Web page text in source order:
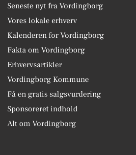
Seneste nyt fra Vordingborg
Vores lokale erhverv
Kalenderen for Vordingborg
Fakta om Vordingborg
Erhvervsartikler
Vordingborg Kommune
Få en gratis salgsvurdering
Sponsoreret indhold
Alt om Vordingborg